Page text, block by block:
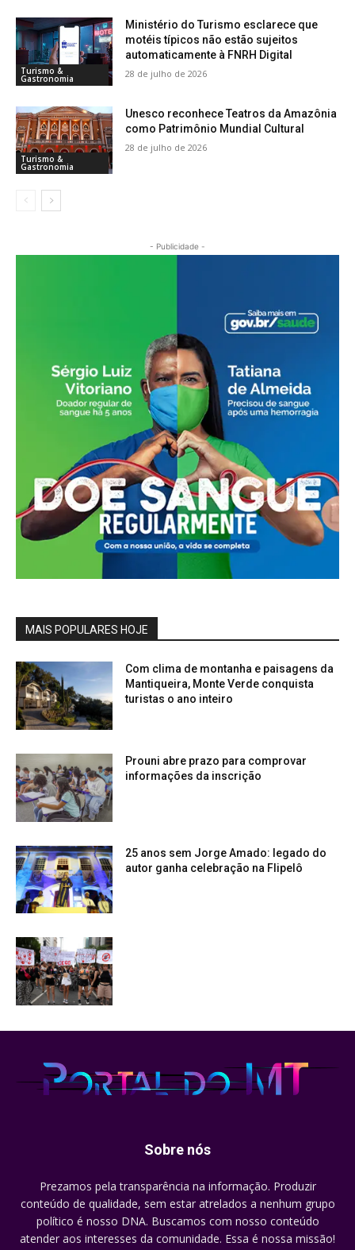
Turismo &
Gastronomia
Ministério do Turismo esclarece que
motéis típicos não estão sujeitos
automaticamente à FNRH Digital
28 de julho de 2026
Turismo &
Gastronomia
Unesco reconhece Teatros da Amazônia
como Patrimônio Mundial Cultural
28 de julho de 2026
- Publicidade -
MAIS POPULARES HOJE
Com clima de montanha e paisagens da
Mantiqueira, Monte Verde conquista
turistas o ano inteiro
Prouni abre prazo para comprovar
informações da inscrição
25 anos sem Jorge Amado: legado do
autor ganha celebração na Flipelô
Sobre nós
Prezamos pela transparência na informação. Produzir
conteúdo de qualidade, sem estar atrelados a nenhum grupo
político é nosso DNA. Buscamos com nosso conteúdo
atender aos interesses da comunidade. Essa é nossa missão!